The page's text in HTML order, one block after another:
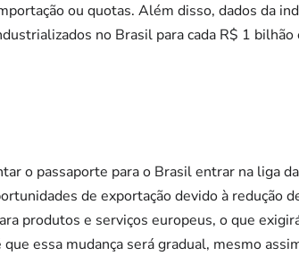
ou quotas. Além disso, dados da
no Brasil para cada R$ 1 bilhão
o passaporte para o Brasil entrar na liga
de exportação devido à redução
produtos e serviços europeus, o que
essa mudança será gradual, mesmo